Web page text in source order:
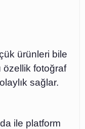
ürünleri bile
özellik fotoğraf
sağlar.
ile platform